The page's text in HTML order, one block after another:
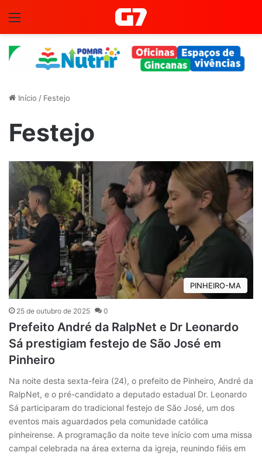
Início / Festejo
Festejo
PINHEIRO-MA
25 de outubro de 2025 0
Prefeito André da RalpNet e Dr Leonardo
Sá prestigiam festejo de São José em
Pinheiro
Na noite desta sexta-feira (24), o prefeito de Pinheiro, André da
RalpNet, e o pré-candidato a deputado estadual Dr. Leonardo
Sá participaram do tradicional festejo de São José, um dos
eventos mais aguardados pela comunidade católica
pinheirense. A programação da noite teve início com uma missa
campal celebrada na área externa da igreja, reunindo fiéis em